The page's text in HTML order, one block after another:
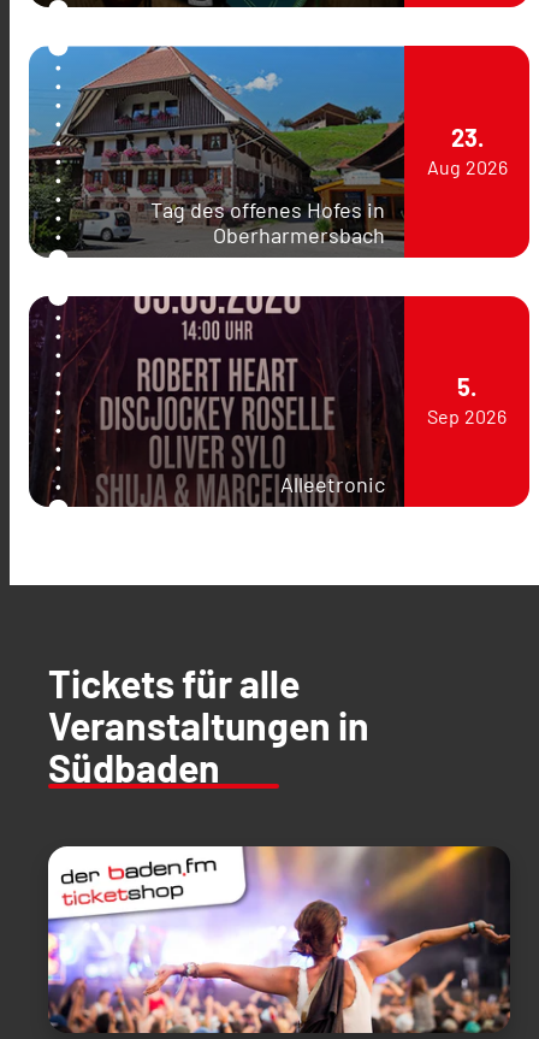
Tag des offenes Hofes in
Oberharmersbach
23.
Aug 2026
Alleetronic
5.
Sep 2026
Tickets für alle
Veranstaltungen in
Südbaden